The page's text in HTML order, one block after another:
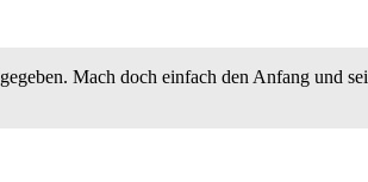
Mach doch einfach den Anfang und sei